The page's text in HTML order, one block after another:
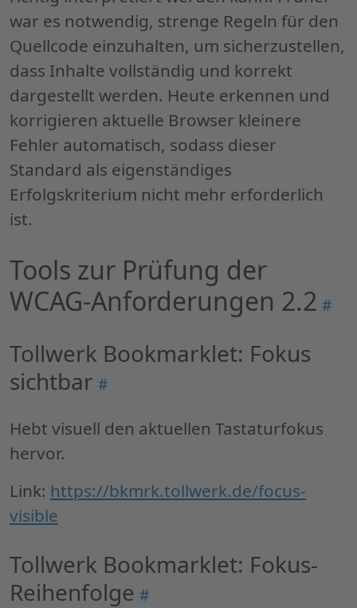
war es notwendig, strenge Regeln für den
Quellcode einzuhalten, um sicherzustellen,
dass Inhalte vollständig und korrekt
dargestellt werden. Heute erkennen und
korrigieren aktuelle Browser kleinere
Fehler automatisch, sodass dieser
Standard als eigenständiges
Erfolgskriterium nicht mehr erforderlich
ist.
Tools zur Prüfung der
WCAG-Anforderungen 2.2 #
Tollwerk Bookmarklet: Fokus
sichtbar Permalink
Bookmarklet:
#
Hebt visuell den aktuellen Tastaturfokus
hervor.
Link: https://bkmrk.tollwerk.de/focus-
visible
Tollwerk Bookmarklet: Fokus-
Reihenfolge Permalink
#